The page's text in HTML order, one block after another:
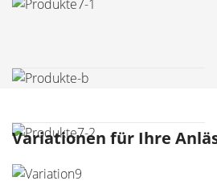
Variationen für Ihre